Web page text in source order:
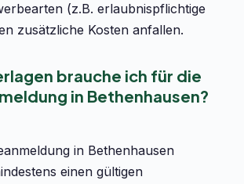
(z.B. erlaubnispflichtige
zusätzliche Kosten anfallen.
brauche ich für die
in Bethenhausen?
in Bethenhausen
einen gültigen